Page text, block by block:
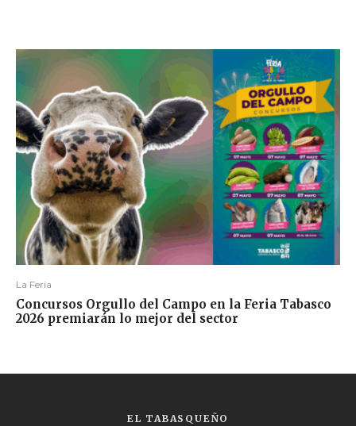
La Feria
Concursos Orgullo del Campo en la Feria Tabasco
2026 premiarán lo mejor del sector
EL TABASQUEÑO